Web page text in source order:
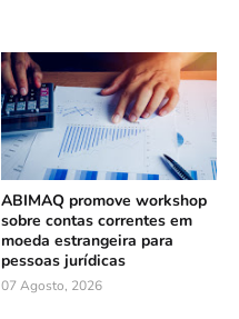
ABIMAQ promove workshop
sobre contas correntes em
moeda estrangeira para
pessoas jurídicas
07 Agosto, 2026